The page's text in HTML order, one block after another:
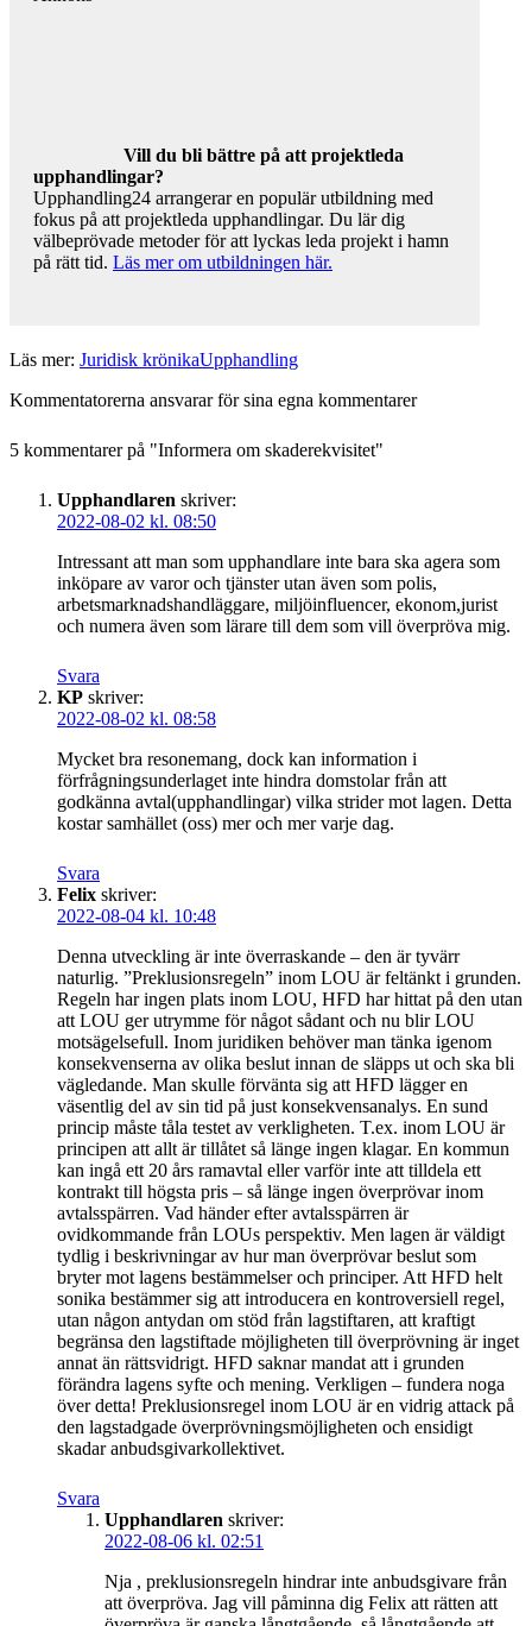
Vill du bli bättre på att projektleda
upphandlingar?
Upphandling24 arrangerar en populär utbildning med
fokus på att projektleda upphandlingar. Du lär dig
välbeprövade metoder för att lyckas leda projekt i hamn
på rätt tid. Läs mer om utbildningen här.
Läs mer: Juridisk krönikaUpphandling
Kommentatorerna ansvarar för sina egna kommentarer
5 kommentarer på "Informera om skaderekvisitet"
Upphandlaren skriver:
2022-08-02 kl. 08:50
Intressant att man som upphandlare inte bara ska agera som
inköpare av varor och tjänster utan även som polis,
arbetsmarknadshandläggare, miljöinfluencer, ekonom,jurist
och numera även som lärare till dem som vill överpröva mig.
Svara
KP skriver:
2022-08-02 kl. 08:58
Mycket bra resonemang, dock kan information i
förfrågningsunderlaget inte hindra domstolar från att
godkänna avtal(upphandlingar) vilka strider mot lagen. Detta
kostar samhället (oss) mer och mer varje dag.
Svara
Felix skriver:
2022-08-04 kl. 10:48
Denna utveckling är inte överraskande – den är tyvärr
naturlig. ”Preklusionsregeln” inom LOU är feltänkt i grunden.
Regeln har ingen plats inom LOU, HFD har hittat på den utan
att LOU ger utrymme för något sådant och nu blir LOU
motsägelsefull. Inom juridiken behöver man tänka igenom
konsekvenserna av olika beslut innan de släpps ut och ska bli
vägledande. Man skulle förvänta sig att HFD lägger en
väsentlig del av sin tid på just konsekvensanalys. En sund
princip måste tåla testet av verkligheten. T.ex. inom LOU är
principen att allt är tillåtet så länge ingen klagar. En kommun
kan ingå ett 20 års ramavtal eller varför inte att tilldela ett
kontrakt till högsta pris – så länge ingen överprövar inom
avtalsspärren. Vad händer efter avtalsspärren är
ovidkommande från LOUs perspektiv. Men lagen är väldigt
tydlig i beskrivningar av hur man överprövar beslut som
bryter mot lagens bestämmelser och principer. Att HFD helt
sonika bestämmer sig att introducera en kontroversiell regel,
utan någon antydan om stöd från lagstiftaren, att kraftigt
begränsa den lagstiftade möjligheten till överprövning är inget
annat än rättsvidrigt. HFD saknar mandat att i grunden
förändra lagens syfte och mening. Verkligen – fundera noga
över detta! Preklusionsregel inom LOU är en vidrig attack på
den lagstadgade överprövningsmöjligheten och ensidigt
skadar anbudsgivarkollektivet.
Svara
Upphandlaren skriver:
2022-08-06 kl. 02:51
Nja , preklusionsregeln hindrar inte anbudsgivare från
att överpröva. Jag vill påminna dig Felix att rätten att